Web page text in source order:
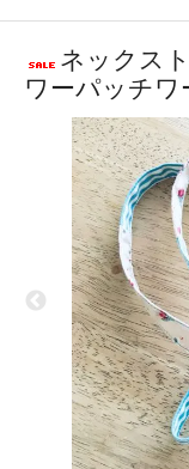
ネックス
ワーパッチワ